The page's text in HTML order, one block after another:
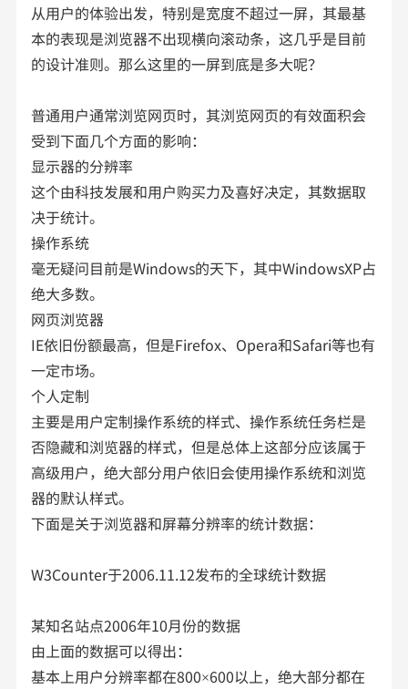
从用户的体验出发，特别是宽度不超过一屏，其最基
本的表现是浏览器不出现横向滚动条，这几乎是目前
的设计准则。那么这里的一屏到底是多大呢？
普通用户通常浏览网页时，其浏览网页的有效面积会
受到下面几个方面的影响：
显示器的分辨率
这个由科技发展和用户购买力及喜好决定，其数据取
决于统计。
操作系统
毫无疑问目前是Windows的天下，其中WindowsXP占
绝大多数。
网页浏览器
IE依旧份额最高，但是Firefox、Opera和Safari等也有
一定市场。
个人定制
主要是用户定制操作系统的样式、操作系统任务栏是
否隐藏和浏览器的样式，但是总体上这部分应该属于
高级用户，绝大部分用户依旧会使用操作系统和浏览
器的默认样式。
下面是关于浏览器和屏幕分辨率的统计数据：
W3Counter于2006.11.12发布的全球统计数据
某知名站点2006年10月份的数据
由上面的数据可以得出：
基本上用户分辨率都在800×600以上，绝大部分都在